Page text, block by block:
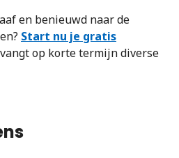
en benieuwd naar de
Start nu je gratis
op korte termijn diverse